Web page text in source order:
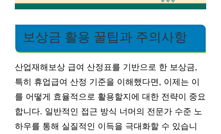
보상금 활용 꿀팁과 주의사항
산업재해보상 급여 산정표를 기반으로 한 보상금,
특히 휴업급여 산정 기준을 이해했다면, 이제는 이
를 어떻게 효율적으로 활용할지에 대한 전략이 중요
합니다. 일반적인 접근 방식 너머의 전문가 수준 노
하우를 통해 실질적인 이득을 극대화할 수 있습니